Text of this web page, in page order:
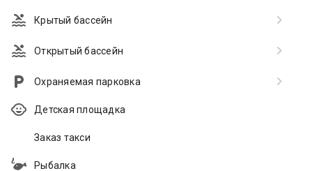
Крытый бассейн
Открытый бассейн
Охраняемая парковка
Детская площадка
Заказ такси
Рыбалка